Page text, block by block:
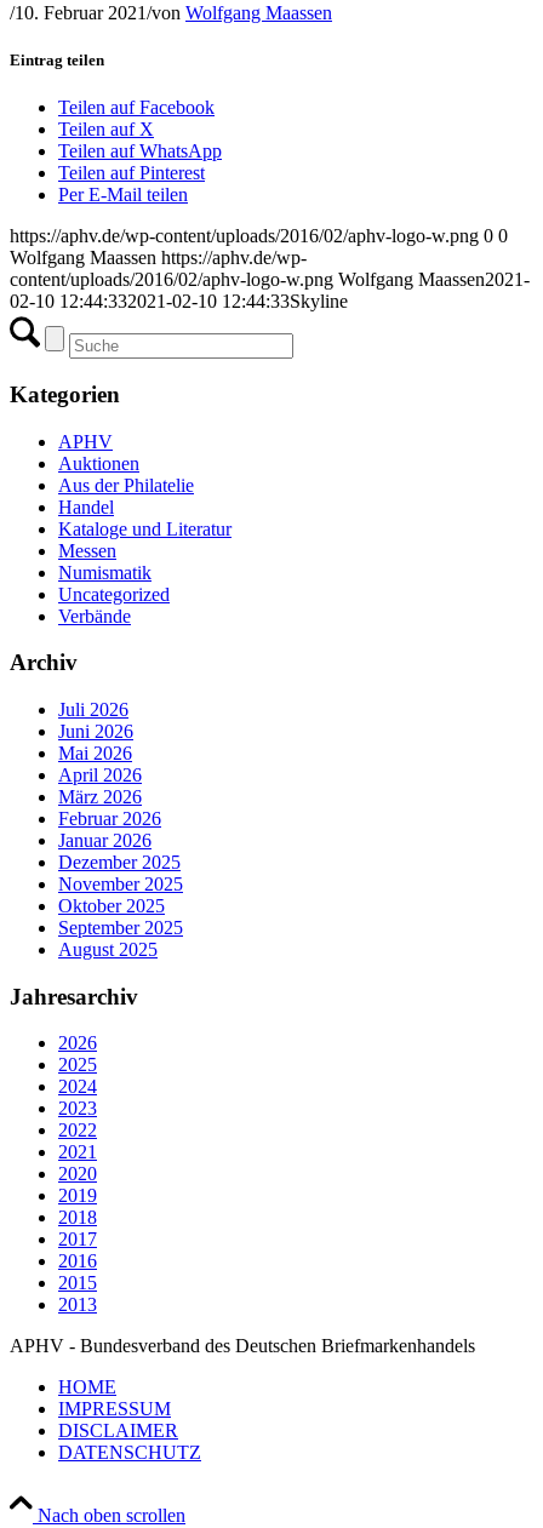
/10. Februar 2021/von Wolfgang Maassen
Eintrag teilen
Teilen auf Facebook
Teilen auf X
Teilen auf WhatsApp
Teilen auf Pinterest
Per E-Mail teilen
https://aphv.de/wp-content/uploads/2016/02/aphv-logo-w.png 0 0
Wolfgang Maassen https://aphv.de/wp-
content/uploads/2016/02/aphv-logo-w.png Wolfgang Maassen2021-
02-10 12:44:332021-02-10 12:44:33Skyline
Kategorien
APHV
Auktionen
Aus der Philatelie
Handel
Kataloge und Literatur
Messen
Numismatik
Uncategorized
Verbände
Archiv
Juli 2026
Juni 2026
Mai 2026
April 2026
März 2026
Februar 2026
Januar 2026
Dezember 2025
November 2025
Oktober 2025
September 2025
August 2025
Jahresarchiv
2026
2025
2024
2023
2022
2021
2020
2019
2018
2017
2016
2015
2013
APHV - Bundesverband des Deutschen Briefmarkenhandels
HOME
IMPRESSUM
DISCLAIMER
DATENSCHUTZ
Nach oben scrollen